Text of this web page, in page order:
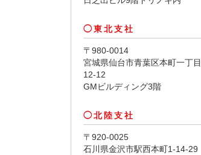
東北支社
〒980-0014
宮城県仙台市青葉区本町一丁目
12-12
GMビルディング3階
北陸支社
〒920-0025
石川県金沢市駅西本町1-14-29